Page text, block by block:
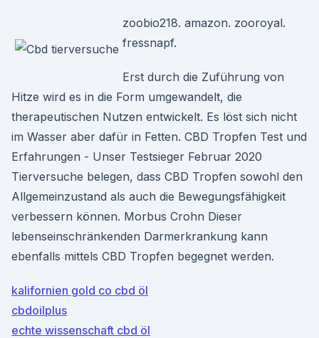
zoobio218. amazon. zooroyal.
fressnapf.
Erst durch die Zuführung von
Hitze wird es in die Form umgewandelt, die
therapeutischen Nutzen entwickelt. Es löst sich nicht
im Wasser aber dafür in Fetten. CBD Tropfen Test und
Erfahrungen - Unser Testsieger Februar 2020
Tierversuche belegen, dass CBD Tropfen sowohl den
Allgemeinzustand als auch die Bewegungsfähigkeit
verbessern können. Morbus Crohn Dieser
lebenseinschränkenden Darmerkrankung kann
ebenfalls mittels CBD Tropfen begegnet werden.
kalifornien gold co cbd öl
cbdoilplus
echte wissenschaft cbd öl